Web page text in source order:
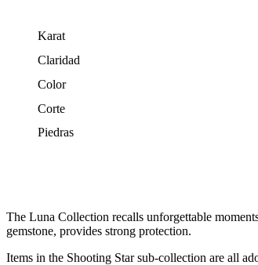
Karat
Claridad
Color
Corte
Piedras
The Luna Collection recalls unforgettable
gemstone, provides strong protection.
Items in the Shooting Star sub-collection are all